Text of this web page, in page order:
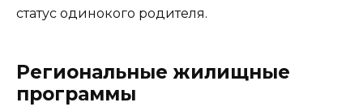
статус одинокого родителя.
Региональные жилищные
программы